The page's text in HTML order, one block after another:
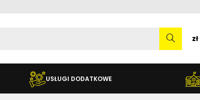
zł
USŁUGI DODATKOWE